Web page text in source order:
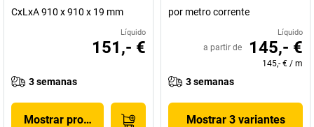
CxLxA 910 x 910 x 19 mm
Líquido
151,- €
3 semanas
Mostrar produto
por metro corrente
Líquido
a partir de 145,- €
145,- € / m
3 semanas
Mostrar 3 variantes